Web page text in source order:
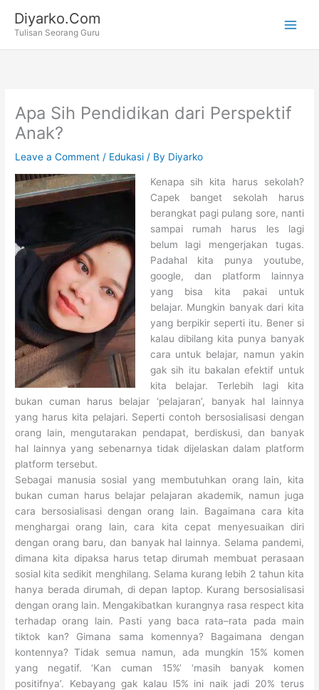
content
Diyarko.Com
Tulisan Seorang Guru
Apa Sih Pendidikan dari Perspektif
Anak?
Leave a Comment / Edukasi / By Diyarko
Kenapa sih kita harus sekolah?
Capek banget sekolah harus
berangkat pagi pulang sore, nanti
sampai rumah harus les lagi
belum lagi mengerjakan tugas.
Padahal kita punya youtube,
google, dan platform lainnya
yang bisa kita pakai untuk
belajar. Mungkin banyak dari kita
yang berpikir seperti itu. Bener si
kalau dibilang kita punya banyak
cara untuk belajar, namun yakin
gak sih itu bakalan efektif untuk
kita belajar. Terlebih lagi kita
bukan cuman harus belajar ‘pelajaran’, banyak hal lainnya
yang harus kita pelajari. Seperti contoh bersosialisasi dengan
orang lain, mengutarakan pendapat, berdiskusi, dan banyak
hal lainnya yang sebenarnya tidak dijelaskan dalam platform
platform tersebut.
Sebagai manusia sosial yang membutuhkan orang lain, kita
bukan cuman harus belajar pelajaran akademik, namun juga
cara bersosialisasi dengan orang lain. Bagaimana cara kita
menghargai orang lain, cara kita cepat menyesuaikan diri
dengan orang baru, dan banyak hal lainnya. Selama pandemi,
dimana kita dipaksa harus tetap dirumah membuat perasaan
sosial kita sedikit menghilang. Selama kurang lebih 2 tahun kita
hanya berada dirumah, di depan laptop. Kurang bersosialisasi
dengan orang lain. Mengakibatkan kurangnya rasa respect kita
terhadap orang lain. Pasti yang baca rata–rata pada main
tiktok kan? Gimana sama komennya? Bagaimana dengan
kontennya? Tidak semua namun, ada mungkin 15% komen
yang negatif. ‘Kan cuman 15%’ ‘masih banyak komen
positifnya’. Kebayang gak kalau l5% ini naik jadi 20% terus